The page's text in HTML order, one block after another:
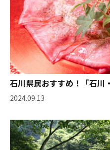
石川県民おすすめ！「石川
2024.09.13